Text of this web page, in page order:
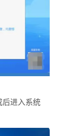
后进入系统